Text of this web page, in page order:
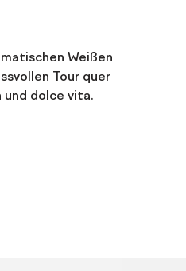
Weißen
Tour quer
und dolce vita.